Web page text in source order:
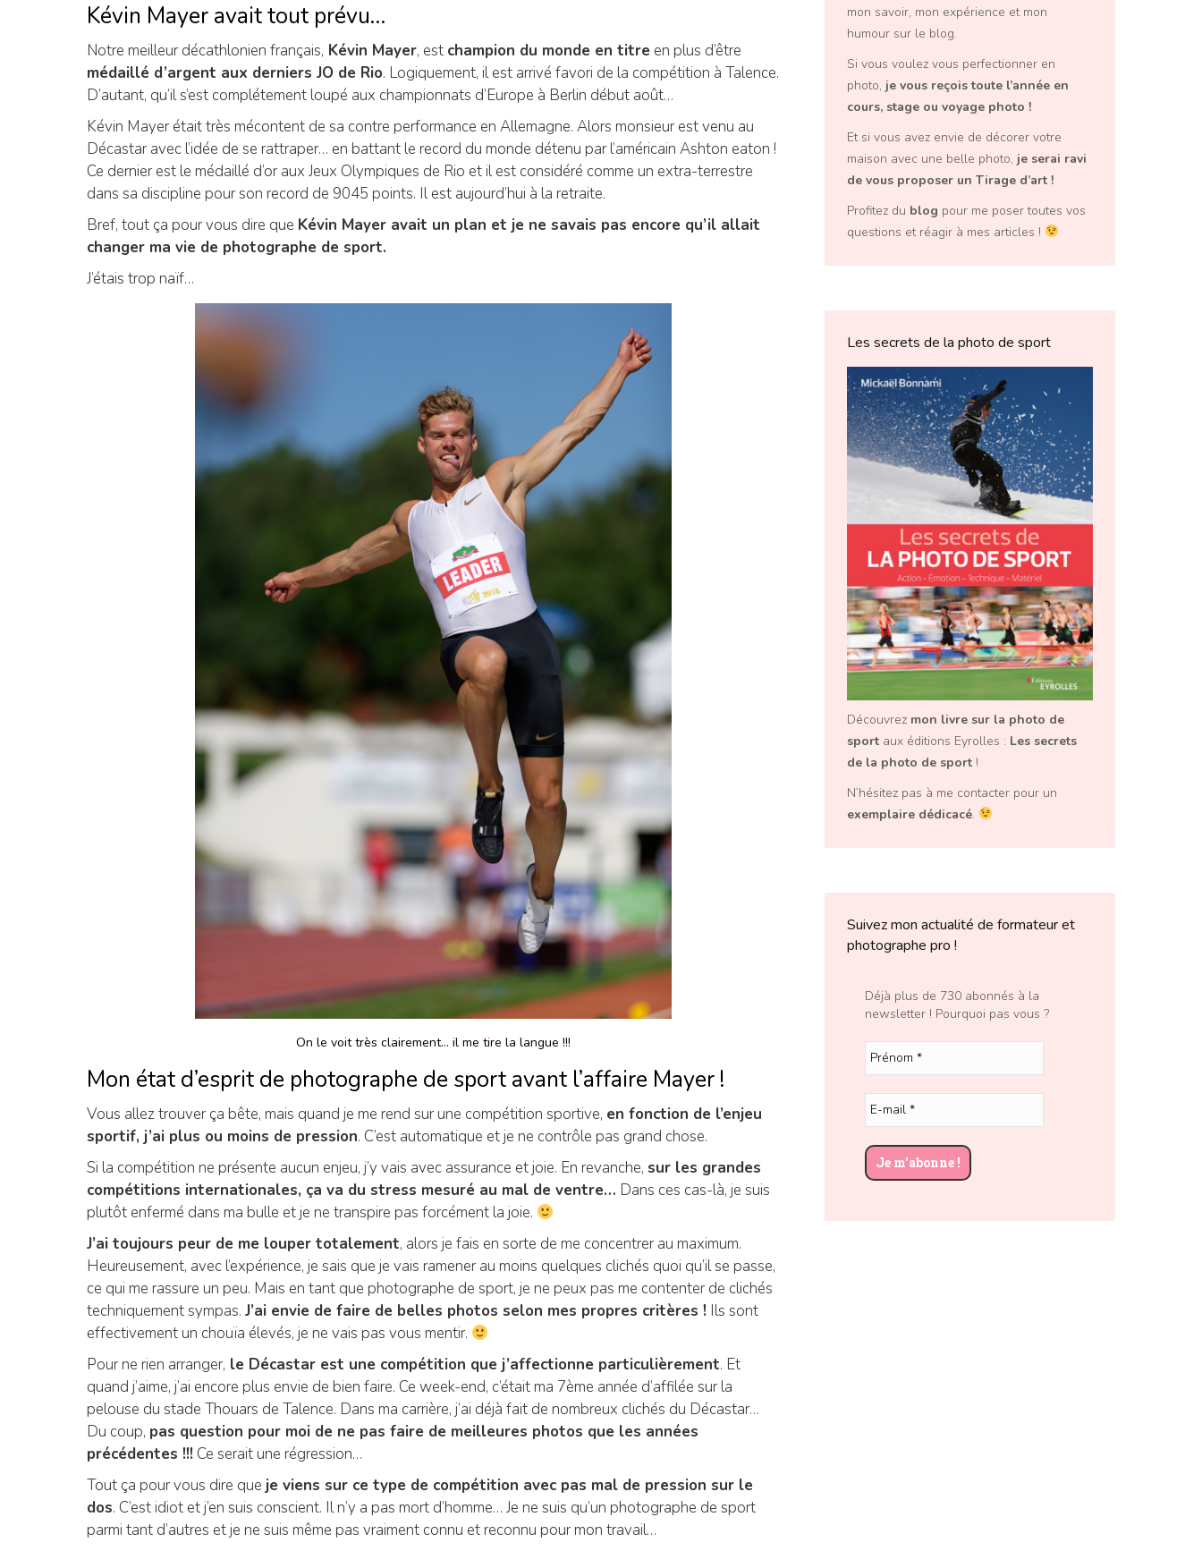
Kévin Mayer avait tout prévu…
Notre meilleur décathlonien français, Kévin Mayer, est champion du monde en titre en plus d’être
médaillé d’argent aux derniers JO de Rio. Logiquement, il est arrivé favori de la compétition à Talence.
D’autant, qu’il s’est complétement loupé aux championnats d’Europe à Berlin début août…
Kévin Mayer était très mécontent de sa contre performance en Allemagne. Alors monsieur est venu au
Décastar avec l’idée de se rattraper… en battant le record du monde détenu par l’américain Ashton eaton !
Ce dernier est le médaillé d’or aux Jeux Olympiques de Rio et il est considéré comme un extra-terrestre
dans sa discipline pour son record de 9045 points. Il est aujourd’hui à la retraite.
Bref, tout ça pour vous dire que Kévin Mayer avait un plan et je ne savais pas encore qu’il allait
changer ma vie de photographe de sport.
J’étais trop naïf…
On le voit très clairement… il me tire la langue !!!
Mon état d’esprit de photographe de sport avant l’affaire Mayer !
Vous allez trouver ça bête, mais quand je me rend sur une compétition sportive, en fonction de l’enjeu
sportif, j’ai plus ou moins de pression. C’est automatique et je ne contrôle pas grand chose.
Si la compétition ne présente aucun enjeu, j’y vais avec assurance et joie. En revanche, sur les grandes
compétitions internationales, ça va du stress mesuré au mal de ventre… Dans ces cas-là, je suis
plutôt enfermé dans ma bulle et je ne transpire pas forcément la joie.
J’ai toujours peur de me louper totalement, alors je fais en sorte de me concentrer au maximum.
Heureusement, avec l’expérience, je sais que je vais ramener au moins quelques clichés quoi qu’il se passe,
ce qui me rassure un peu. Mais en tant que photographe de sport, je ne peux pas me contenter de clichés
techniquement sympas. J’ai envie de faire de belles photos selon mes propres critères ! Ils sont
effectivement un chouïa élevés, je ne vais pas vous mentir.
Pour ne rien arranger, le Décastar est une compétition que j’affectionne particulièrement. Et
quand j’aime, j’ai encore plus envie de bien faire. Ce week-end, c’était ma 7ème année d’affilée sur la
pelouse du stade Thouars de Talence. Dans ma carrière, j’ai déjà fait de nombreux clichés du Décastar…
Du coup, pas question pour moi de ne pas faire de meilleures photos que les années
précédentes !!! Ce serait une régression…
Tout ça pour vous dire que je viens sur ce type de compétition avec pas mal de pression sur le
dos. C’est idiot et j’en suis conscient. Il n’y a pas mort d’homme… Je ne suis qu’un photographe de sport
parmi tant d’autres et je ne suis même pas vraiment connu et reconnu pour mon travail…
mon savoir, mon expérience et mon
humour sur le blog.
Si vous voulez vous perfectionner en
photo, je vous reçois toute l’année en
cours, stage ou voyage photo !
Et si vous avez envie de décorer votre
maison avec une belle photo, je serai ravi
de vous proposer un Tirage d’art !
Profitez du blog pour me poser toutes vos
questions et réagir à mes articles !
Les secrets de la photo de sport
Découvrez mon livre sur la photo de
sport aux éditions Eyrolles : Les secrets
de la photo de sport !
N’hésitez pas à me contacter pour un
exemplaire dédicacé.
Suivez mon actualité de formateur et
photographe pro !
Déjà plus de 730 abonnés à la
newsletter ! Pourquoi pas vous ?